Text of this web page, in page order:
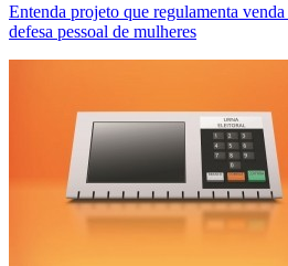
Entenda projeto que regulamenta
defesa pessoal de mulheres